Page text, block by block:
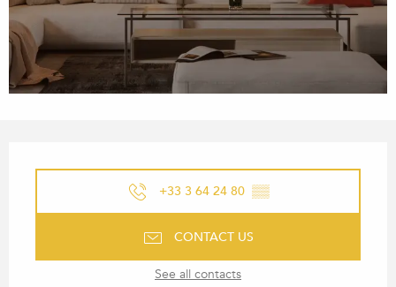
+33 3 64 24 80 ▒▒
CONTACT US
See all contacts